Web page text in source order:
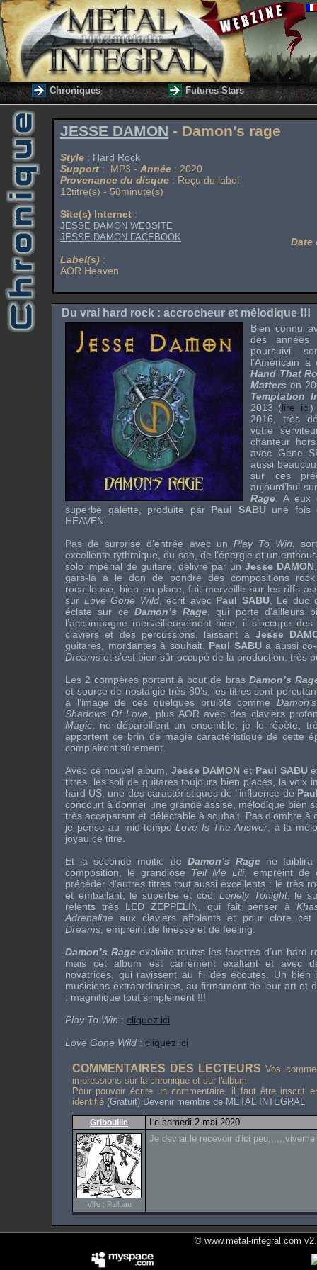
Chroniques Futures Stars
JESSE DAMON - Damon's rage
Style : Hard Rock
Support : MP3 - Année : 2020
Provenance du disque : Reçu du label
12titre(s) - 58minute(s)
Site(s) Internet :
JESSE DAMON WEBSITE
JESSE DAMON FACEBOOK
Label(s) :
AOR Heaven
Date
Du vrai hard rock : accrocheur et mélodique !!!
Bien connu
des
poursuivi
l’Américain
Hand That
Matters en
Temptation
2013 (lire ici)
2016, très
votre
chanteur
avec Gene
aussi
sur ces
aujourd’hui
Rage . A
superbe galette, produite par Paul SABUune fois
HEAVEN
Pas de surprise d’entrée avec un Play To Win ,
excellente rythmique, du son, de l’énergie et un
solo impérial de guitare, délivré par un Jesse DAMON
gars-là a le don de pondre des compositions rock
rocailleuse, bien en place, fait merveille sur les riffs
sur Love Gone Wild, écrit avec Paul SABU. Le duo
éclate sur ce Damon’s Rage , qui porte d’ailleurs
l’accompagne merveilleusement bien, il s’occupe
claviers et des percussions, laissant à Jesse
guitares, mordantes à souhait. Paul SABUa aussi
Dreams et s’est bien sûr occupé de la production, très
Les 2 compères portent à bout de bras Damon’s
et source de nostalgie très 80’s, les titres sont
à l’image de ces quelques brulôts comme
Shadows Of Love , plus AOR avec des claviers
Magic , ne dépareillent un ensemble, je le répète,
apportent ce brin de magie caractéristique de cette
complairont sûrement.
Avec ce nouvel album, Jesse DAMON et Paul SABU
titres, lessoli de guitares toujours bien placés, la voix
hard US , une des caractéristiques de l’influence de
concourt à donner une grande assise, mélodique bien
très accaparant et délectable à souhait. Pas d’ombre à
je pense au mid-tempo Love Is The Answer , à la
joyau ce titre.
Et la seconde moitié de Damon’s Ragene faiblira
composition, le grandiose Tell Me Lili, empreint de
précéder d’autres titres tout aussi excellents : le très
et emballant, le superbe et cool Lonely Tonight, le
relents très LED ZEPPELIN , qui fait penser à
Adrenaline aux claviers affolants et pour clore cet
Dreams , empreint de finesse et de feeling
Damon’s Rage exploite toutes les facettes d’un hard
mais cet album est carrément exaltant et avec
novatrices, qui ravissent au fil des écoutes. Un
musiciens extraordinaires, au firmament de leur art et
: magnifique tout simplement !!!
Play To Win : cliquez ici
Love Gone Wild : cliquez ici
COMMENTAIRES DES LECTEURS Vos
impressions sur la chronique et sur l'album
Pour pouvoir écrire un commentaire, il faut être inscrit
identifié (Gratuit) Devenir membre de METAL INTEGRAL
Gribouille Le samedi 2 mai 2020
Ville : Palluau
Je devrai le recevoir d'ici
© www.metal-integral.com